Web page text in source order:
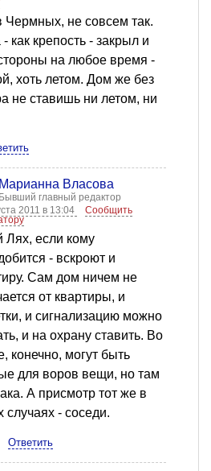
Чермных, не совсем так.
как крепость - закрыл и
на любое время -
хоть летом. Дом же без
не ставишь ни летом, ни
Марианна Власова
Бывший главный редактор
2011 в 13:04
Сообщить
Лях, если кому
- вскроют и
Сам дом ничем не
от квартиры, и
и сигнализацию можно
и на охрану ставить. Во
конечно, могут быть
для воров вещи, но там
А присмотр тот же в
случаях - соседи.
Ответить